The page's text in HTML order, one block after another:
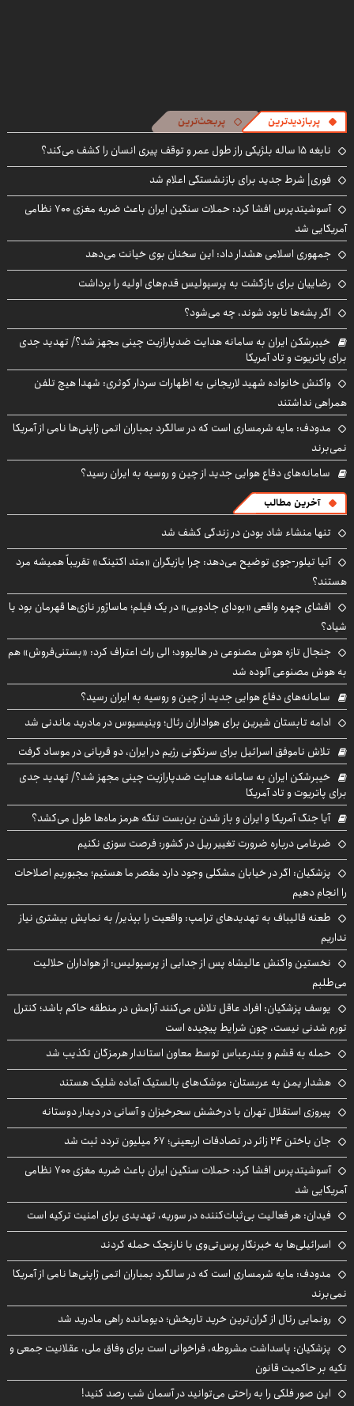
پربازدیدترین پربحث‌ترین
نابغه ۱۵ ساله بلژیکی راز طول عمر و توقف پیری انسان را کشف می‌کند؟
فوری| شرط جدید برای بازنشستگی اعلام شد
آسوشیتدپرس افشا کرد: حملات سنگین ایران باعث ضربه مغزی ۷۰۰ نظامی
آمریکایی شد
جمهوری اسلامی هشدار داد: این سخنان بوی خیانت می‌دهد
رضاییان برای بازگشت به پرسپولیس قدم‌های اولیه را برداشت
اگر پشه‌ها نابود شوند، چه می‌شود؟
خیبرشکن ایران به سامانه هدایت ضدپارازیت چینی مجهز شد؟/ تهدید جدی
برای پاتریوت و تاد آمریکا
واکنش خانواده شهید لاریجانی به اظهارات سردار کوثری: شهدا هیچ تلفن
همراهی نداشتند
مدودف: مایه شرمساری است که در سالگرد بمباران اتمی ژاپنی‌ها نامی از آمریکا
نمی‌برند
سامانه‌های دفاع هوایی جدید از چین و روسیه به ایران رسید؟
آخرین مطالب
تنها منشاء شاد بودن در زندگی کشف شد
آنیا تیلور-جوی توضیح می‌دهد: چرا بازیگران «متد اکتینگ» تقریباً همیشه مرد
هستند؟
افشای چهره واقعی «بودای جادویی» در یک فیلم؛ ماساژور نازی‌ها قهرمان بود یا
شیاد؟
جنجال تازه هوش مصنوعی در هالیوود؛ الی راث اعتراف کرد: «بستنی‌فروش» هم
به هوش مصنوعی آلوده شد
سامانه‌های دفاع هوایی جدید از چین و روسیه به ایران رسید؟
ادامه تابستان شیرین برای هواداران رئال؛ وینیسیوس در مادرید ماندنی شد
تلاش ناموفق اسرائیل برای سرنگونی رژیم در ایران، دو قربانی در موساد گرفت
خیبرشکن ایران به سامانه هدایت ضدپارازیت چینی مجهز شد؟/ تهدید جدی
برای پاتریوت و تاد آمریکا
آیا جنگ آمریکا و ایران و باز شدن بن‌بست تنگه هرمز ماه‌ها طول می‌کشد؟
ضرغامی درباره ضرورت تغییر ریل در کشور: فرصت سوزی نکنیم
پزشکیان: اگر در خیابان مشکلی وجود دارد مقصر ما هستیم؛ مجبوریم اصلاحات
را انجام دهیم
طعنه قالیباف به تهدیدهای ترامپ: واقعیت را بپذیر/ به نمایش بیشتری نیاز
نداریم
نخستین واکنش عالیشاه پس از جدایی از پرسپولیس: از هواداران حلالیت
می‌طلبم
یوسف پزشکیان: افراد عاقل تلاش می‌کنند آرامش در منطقه حاکم باشد؛ کنترل
تورم شدنی نیست، چون شرایط پیچیده است
حمله به قشم و بندرعباس توسط معاون استاندار هرمزگان تکذیب شد
هشدار یمن به عربستان: موشک‌های بالستیک آماده شلیک هستند
پیروزی استقلال تهران با درخشش سحرخیزان و آسانی در دیدار دوستانه
جان باختن ۲۴ زائر در تصادفات اربعینی؛ ۶۷ میلیون تردد ثبت شد
آسوشیتدپرس افشا کرد: حملات سنگین ایران باعث ضربه مغزی ۷۰۰ نظامی
آمریکایی شد
فیدان: هر فعالیت بی‌ثبات‌کننده در سوریه، تهدیدی برای امنیت ترکیه است
اسرائیلی‌ها به خبرنگار پرس‌تی‌وی با نارنجک حمله کردند
مدودف: مایه شرمساری است که در سالگرد بمباران اتمی ژاپنی‌ها نامی از آمریکا
نمی‌برند
رونمایی رئال از گران‌ترین خرید تاریخش؛ دیومانده راهی مادرید شد
پزشکیان: پاسداشت مشروطه، فراخوانی است برای وفاق ملی، عقلانیت جمعی و
تکیه بر حاکمیت قانون
این صور فلکی را به راحتی می‌توانید در آسمان شب رصد کنید!